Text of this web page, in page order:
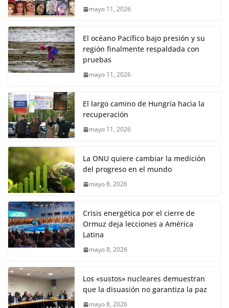
mayo 11, 2026
El océano Pacífico bajo presión y su
región finalmente respaldada con
pruebas
mayo 11, 2026
El largo camino de Hungría hacia la
recuperación
mayo 11, 2026
La ONU quiere cambiar la medición
del progreso en el mundo
mayo 8, 2026
Crisis energética por el cierre de
Ormuz deja lecciones a América
Latina
mayo 8, 2026
Los «sustos» nucleares demuestran
que la disuasión no garantiza la paz
mayo 8, 2026